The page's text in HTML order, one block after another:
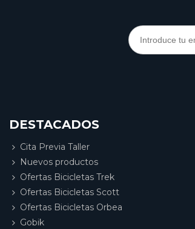
DESTACADOS
Cita Previa Taller
Nuevos productos
Ofertas Bicicletas Trek
Ofertas Bicicletas Scott
Ofertas Bicicletas Orbea
Gobik